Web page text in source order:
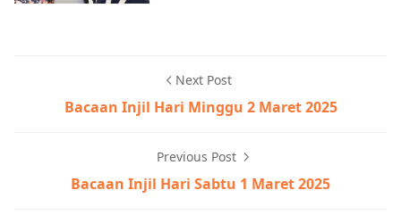
Next Post
Bacaan Injil Hari Minggu 2 Maret 2025
Previous Post
Bacaan Injil Hari Sabtu 1 Maret 2025